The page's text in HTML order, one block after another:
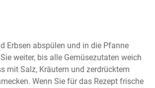
Erbsen abspülen und in die Pfanne
weiter, bis alle Gemüsezutaten weich
mit Salz, Kräutern und zerdrücktem
Wenn Sie für das Rezept frische